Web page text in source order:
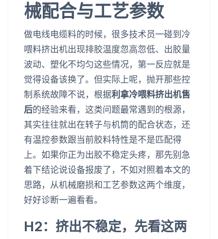
械配合与工艺参数
做电线电缆料的时候，很多技术员一碰到冷
喂料挤出机出现排胶温度忽高忽低、出胶量
波动、塑化不均匀这些情况，第一反应就是
觉得设备该换了。但实际上呢，抛开那些控
制系统故障不说，根据利拿冷喂料挤出机售
后的经验来看，这类问题最常遇到的根源，
其实往往就出在转子与机筒的配合状态，还
有温控参数跟当前胶料特性是不是匹配得
上。如果你正为出胶不稳定头疼，那先别急
着下结论说设备报废了，不如对照着本文的
思路，从机械磨损和工艺参数这两个维度，
好好诊断一遍看看。
H2：挤出不稳定，先看这两